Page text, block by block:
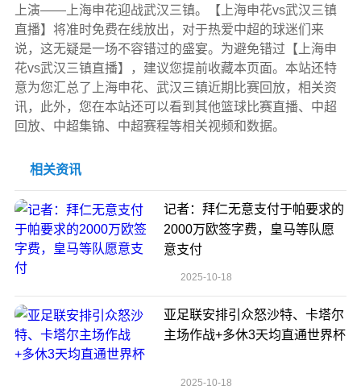
上演——上海申花迎战武汉三镇。【上海申花vs武汉三镇
直播】将准时免费在线放出，对于热爱中超的球迷们来
说，这无疑是一场不容错过的盛宴。为避免错过【上海申
花vs武汉三镇直播】，建议您提前收藏本页面。本站还特
意为您汇总了上海申花、武汉三镇近期比赛回放，相关资
讯，此外，您在本站还可以看到其他篮球比赛直播、中超
回放、中超集锦、中超赛程等相关视频和数据。
相关资讯
记者：拜仁无意支付于帕要求的
2000万欧签字费，皇马等队愿
意支付
2025-10-18
亚足联安排引众怒沙特、卡塔尔
主场作战+多休3天均直通世界杯
2025-10-18